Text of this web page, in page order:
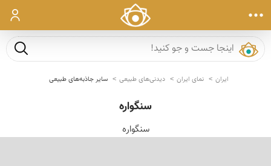
ورود
جست و
ایران نمای ایران دیدنی‌های طبیعی سایر جاذبه‌های طبیعی
سنگواره
سنگواره